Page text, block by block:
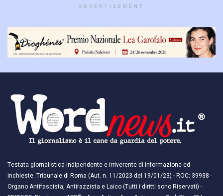
ADVERTISEMENT
Testata giornalistica indipendente e irriverente di informazione ed
inchieste. Tribunale di Roma (Aut. n. 11/2023 del 19/01/23) - ROC: 39938 -
Organo Antifascista, Antirazzista e Laico (Tutti i diritti sono Riservati) -